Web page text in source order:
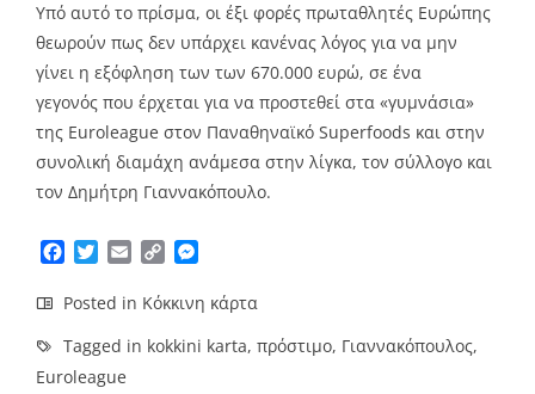
Υπό αυτό το πρίσμα, οι έξι φορές πρωταθλητές Ευρώπης
θεωρούν πως δεν υπάρχει κανένας λόγος για να μην
γίνει η εξόφληση των των 670.000 ευρώ, σε ένα
γεγονός που έρχεται για να προστεθεί στα «γυμνάσια»
της Euroleague στον Παναθηναϊκό Superfoods και στην
συνολική διαμάχη ανάμεσα στην λίγκα, τον σύλλογο και
τον Δημήτρη Γιαννακόπουλο.
Facebook
TwitterEmailCopy
Posted in Κόκκινη κάρτα
Tagged in kokkini karta, πρόστιμο, Γιαννακόπουλος,
Euroleague